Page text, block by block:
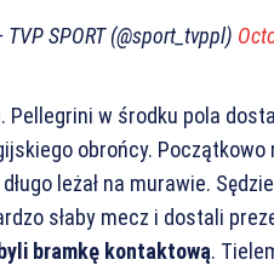
TVP SPORT (@sport_tvppl)
w środku pola
obrońcy.
leżał na murawie.
słaby mecz i dostali
bramkę kontaktową.